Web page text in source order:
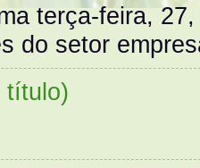
terça-feira,
do setor
título)